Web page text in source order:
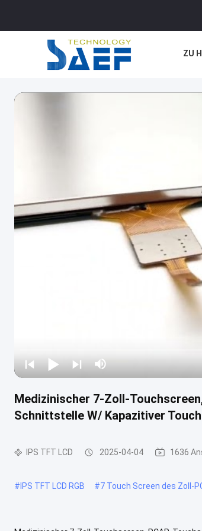
ZU
Medizinischer 7-Zoll-
Schnittstelle W/ Kapazitiver
IPS TFT LCD 2025-04-04 1636
#IPS TFT LCD RGB #7 Touch Screen des Zoll-